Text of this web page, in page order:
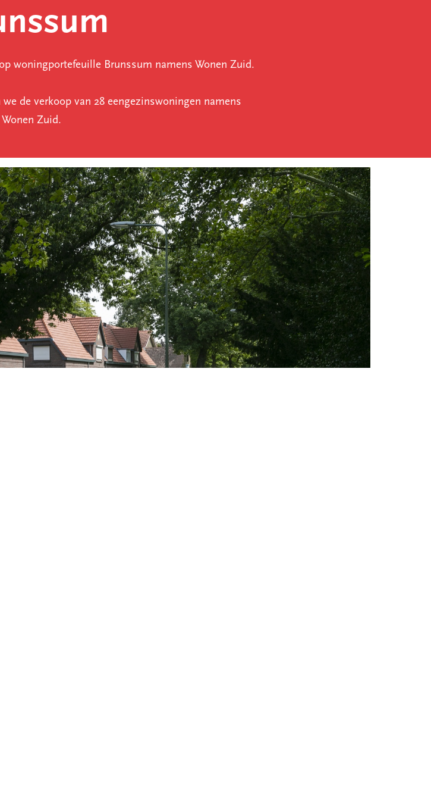
woningportefeuille Brunssum namens Wonen Zuid.
de verkoop van 28 eengezinswoningen namens
Wonen Zuid.